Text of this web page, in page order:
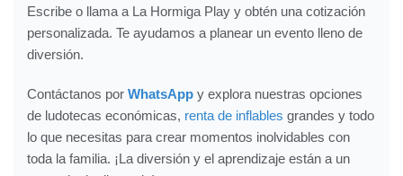
Escribe o llama a La Hormiga Play y obtén una cotización
personalizada. Te ayudamos a planear un evento lleno de
diversión.
Contáctanos por WhatsApp y explora nuestras opciones
de ludotecas económicas, renta de inflables grandes y todo
lo que necesitas para crear momentos inolvidables con
toda la familia. ¡La diversión y el aprendizaje están a un